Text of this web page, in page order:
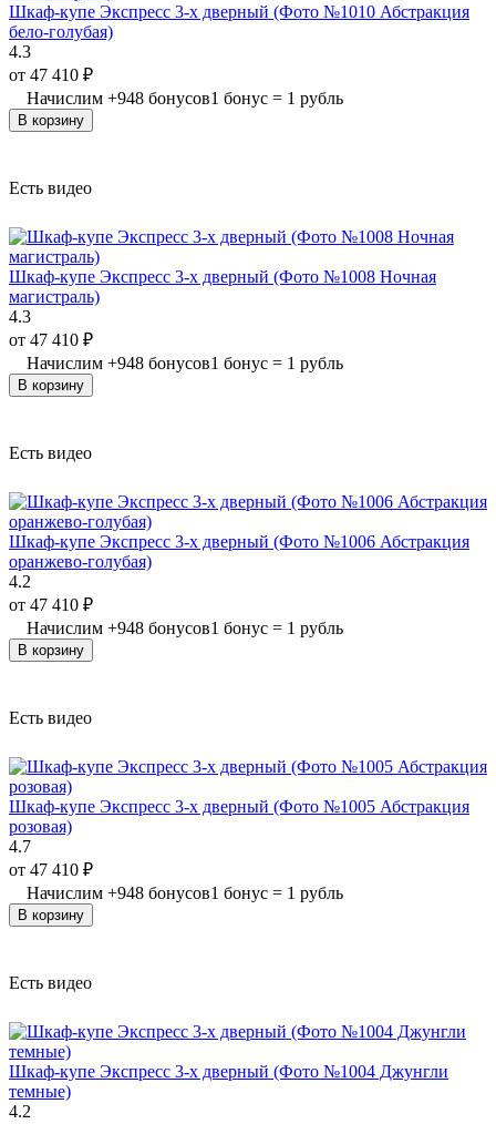
Шкаф-купе Экспресс 3-х дверный (Фото №1010 Абстракция
бело-голубая)
4.3
от 47 410 ₽
Начислим +948 бонусов1 бонус = 1 рубль
В корзину
Есть видео
Шкаф-купе Экспресс 3-х дверный (Фото №1008 Ночная
магистраль)
4.3
от 47 410 ₽
Начислим +948 бонусов1 бонус = 1 рубль
В корзину
Есть видео
Шкаф-купе Экспресс 3-х дверный (Фото №1006 Абстракция
оранжево-голубая)
4.2
от 47 410 ₽
Начислим +948 бонусов1 бонус = 1 рубль
В корзину
Есть видео
Шкаф-купе Экспресс 3-х дверный (Фото №1005 Абстракция
розовая)
4.7
от 47 410 ₽
Начислим +948 бонусов1 бонус = 1 рубль
В корзину
Есть видео
Шкаф-купе Экспресс 3-х дверный (Фото №1004 Джунгли
темные)
4.2